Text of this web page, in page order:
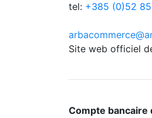
tel: +385 (0)52
Site web officiel
Compte bancaire